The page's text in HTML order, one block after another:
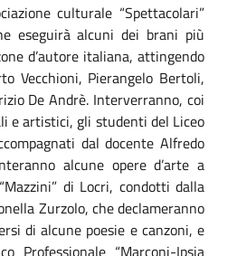
culturale “Spettacolari”
eseguirà alcuni dei brani più
d’autore italiana, attingendo
Vecchioni, Pierangelo Bertoli,
De Andrè. Interverranno, coi
e artistici, gli studenti del Liceo
dal docente Alfredo
alcune opere d’arte a
di Locri, condotti dalla
Zurzolo, che declameranno
di alcune poesie e canzoni, e
Professionale “Marconi-Ipsia